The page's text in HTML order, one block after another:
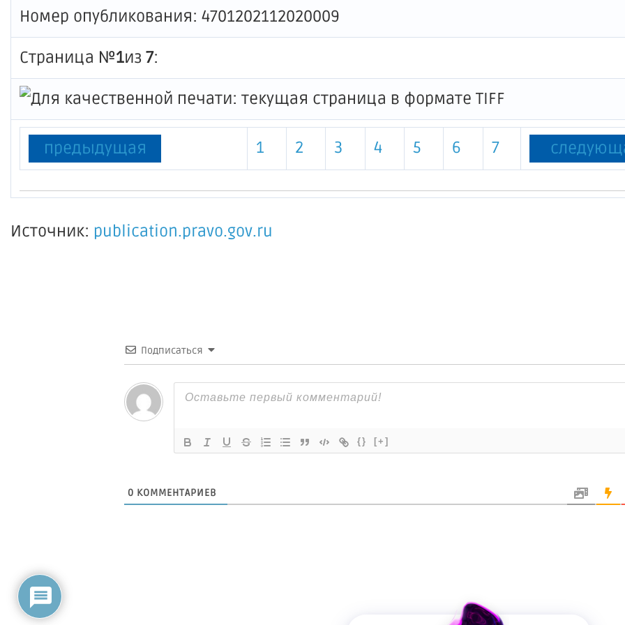
Номер опубликования: 4701202112020009
Страница №1из 7:
предыдущая 1 2 3 4 5 6 7
Источник: publication.pravo.gov.ru
Подписаться
{} [+]
0 КОММЕНТАРИЕВ